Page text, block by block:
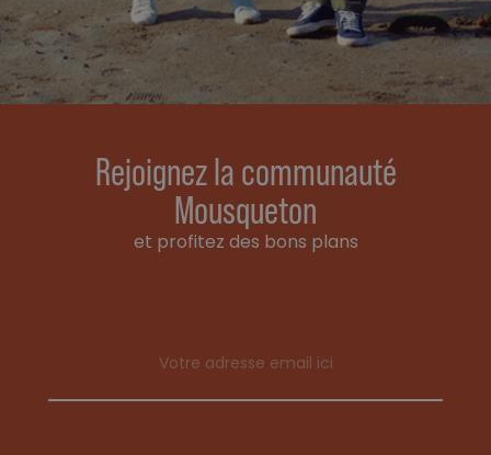
Rejoignez la communauté
Mousqueton
et profitez des bons plans